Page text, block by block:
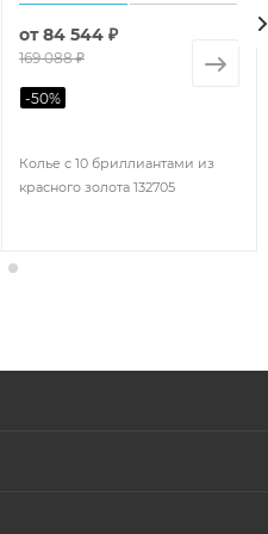
Колье с 10 бриллиантами из
красного золота 132705
от84 544 ₽
169 088 ₽
-50%